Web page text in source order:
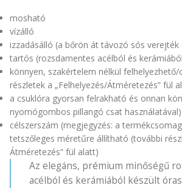
mosható
vízálló
izzadásálló (a bőrön át távozó sós
tartós (rozsdamentes acélból és
könnyen, szakértelem nélkül
részletek a „Felhelyezés/Átméretezés” fül
a csuklóra gyorsan felrakható és onnan
nyomógombos pillangó csat használatával)
célszerszám (megjegyzés: a
tetszőleges méretűre állítható (további
Átméretezés” fül alatt)
Az elegáns, prémium minőségű
acélból és kerámiából készült